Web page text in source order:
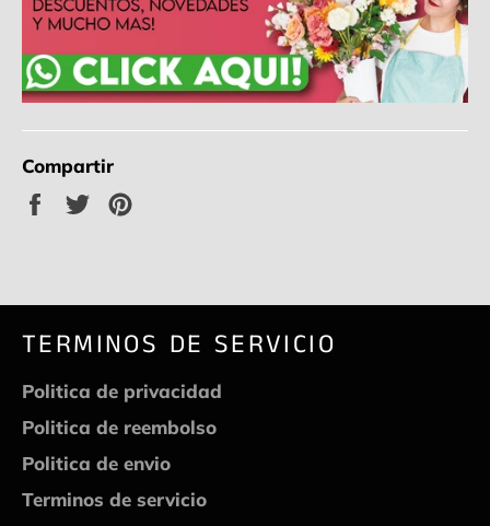
Compartir
Compartir
Tuitear
TERMINOS DE SERVICIO
Politica de privacidad
Politica de reembolso
Politica de envio
Terminos de servicio